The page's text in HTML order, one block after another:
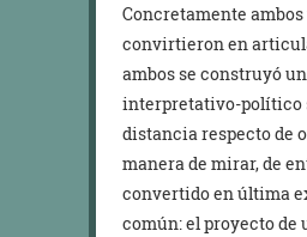
Concretamente
convirtieron en
ambos se construyó
interpretativo-político
distancia respecto de
manera de mirar, de
convertido en última
común: el proyecto de